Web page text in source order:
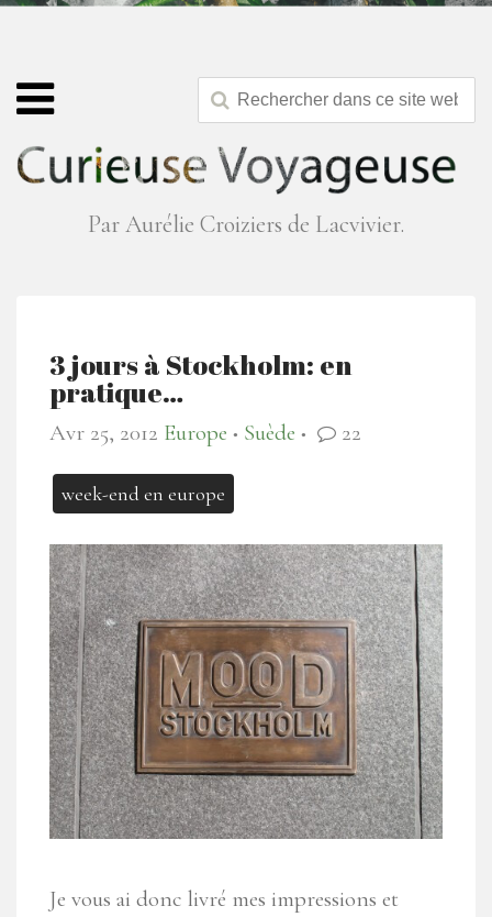
Par Aurélie Croiziers de Lacvivier.
3 jours à Stockholm: en
pratique…
Avr 25, 2012 Europe ● Suède ● 22
week-end en europe
Je vous ai donc livré mes impressions et